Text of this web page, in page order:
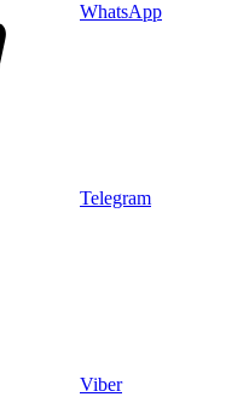
WhatsApp
Telegram
Viber